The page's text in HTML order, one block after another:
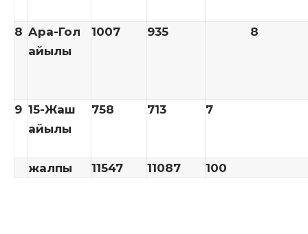
8 Ара-Гол
айылы
1007 935 8
9 15-Жаш
айылы
758 713 7
жалпы 11547 11087 100